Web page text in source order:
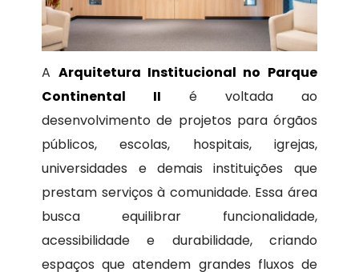
A Arquitetura Institucional no Parque
Continental II é voltada ao
desenvolvimento de projetos para órgãos
públicos, escolas, hospitais, igrejas,
universidades e demais instituições que
prestam serviços à comunidade. Essa área
busca equilibrar funcionalidade,
acessibilidade e durabilidade, criando
espaços que atendem grandes fluxos de